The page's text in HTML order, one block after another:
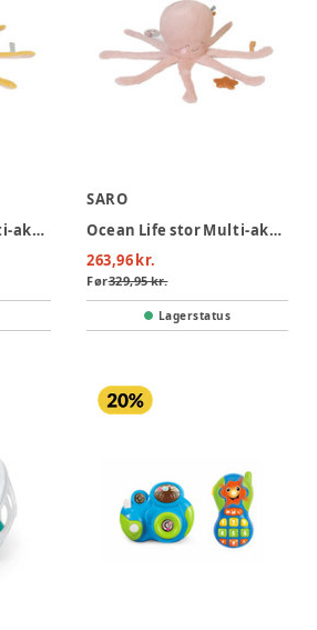
Ocean Life stor Multi-aktivitets plys - Mustard
SARO
Ocean Life stor Multi-aktivitets plys - Pink
263,96 kr.
Før329,95 kr.
Lagerstatus